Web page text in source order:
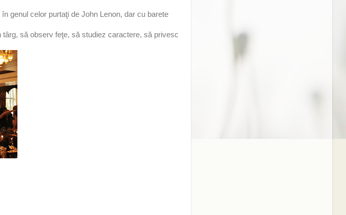
genul celor purtaţi de John Lenon, dar cu barete
să observ feţe, să studiez caractere, să privesc